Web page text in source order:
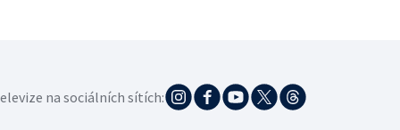
na sociálních sítích: